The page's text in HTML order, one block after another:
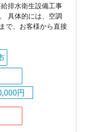
排水衛生設備工事
具体的には、空調
で、お客様から直接
円